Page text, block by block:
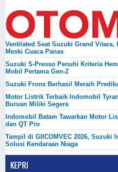
Ventilated Seat Suzuki Grand Vitara,
Meski Cuaca Panas
Suzuki S-Presso Penuhi Kriteria
Mobil Pertama Gen-Z
Suzuki Fronx Berhasil Meraih
Motor Listrik Terbaik Indomobil
Buruan Miliki Segera
Indomobil Batam Tawarkan Motor
dan QT Pro
Tampil di GIICOMVEC 2026, Suzuki
Solusi Kendaraan Niaga
KEPRI